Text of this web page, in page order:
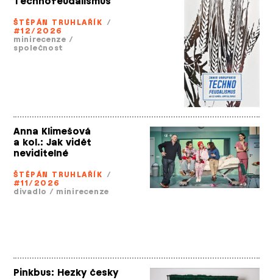
ŠTĚPÁN TRUHLAŘÍK /
#12/2026
minirecenze /
společnost
Anna Klimešová
a kol.: Jak vidět
neviditelné
ŠTĚPÁN TRUHLAŘÍK /
#11/2026
divadlo / minirecenze
Pinkbus: Hezky česky